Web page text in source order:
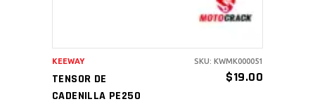
TENSOR DE
CADENILLA PE250
$19.00
KEEWAY SKU: KWMK000051